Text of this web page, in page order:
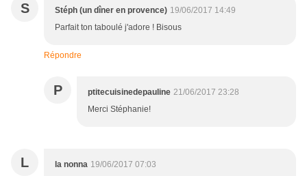
S Stéph (un dîner en provence) 19/06/2017 14:49
Parfait ton taboulé j'adore ! Bisous
Répondre
P ptitecuisinedepauline 21/06/2017 23:28
Merci Stéphanie!
L la nonna 19/06/2017 07:03